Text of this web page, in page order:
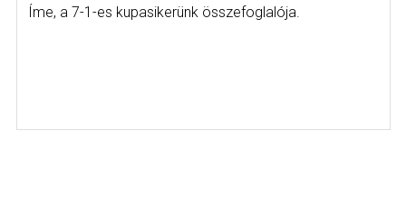
Íme, a 7-1-es kupasikerünk összefoglalója.